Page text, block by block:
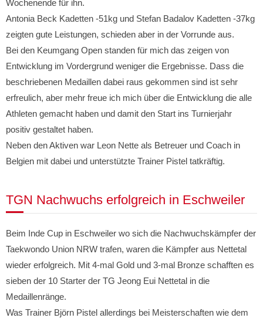
Wochenende für ihn.
Antonia Beck Kadetten -51kg und Stefan Badalov Kadetten -37kg
zeigten gute Leistungen, schieden aber in der Vorrunde aus.
Bei den Keumgang Open standen für mich das zeigen von
Entwicklung im Vordergrund weniger die Ergebnisse. Dass die
beschriebenen Medaillen dabei raus gekommen sind ist sehr
erfreulich, aber mehr freue ich mich über die Entwicklung die alle
Athleten gemacht haben und damit den Start ins Turnierjahr
positiv gestaltet haben.
Neben den Aktiven war Leon Nette als Betreuer und Coach in
Belgien mit dabei und unterstützte Trainer Pistel tatkräftig.
TGN Nachwuchs erfolgreich in Eschweiler
Beim Inde Cup in Eschweiler wo sich die Nachwuchskämpfer der
Taekwondo Union NRW trafen, waren die Kämpfer aus Nettetal
wieder erfolgreich. Mit 4-mal Gold und 3-mal Bronze schafften es
sieben der 10 Starter der TG Jeong Eui Nettetal in die
Medaillenränge.
Was Trainer Björn Pistel allerdings bei Meisterschaften wie dem